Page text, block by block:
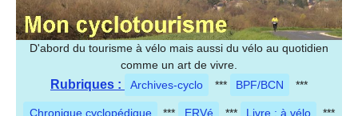
D'abord du tourisme à vélo mais aussi du vélo au quotidien
comme un art de vivre.
Rubriques : Archives-cyclo *** BPF/BCN ***
Chronique cyclopédique *** ERVé *** Livre : à vélo ***